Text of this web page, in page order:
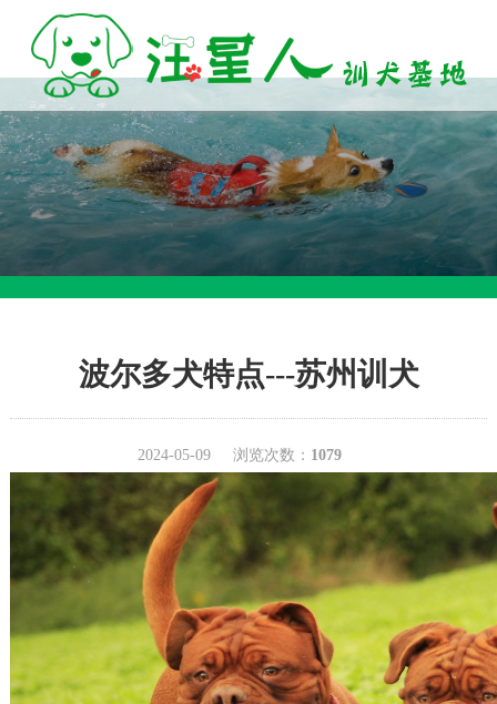
波尔多犬特点---苏州训犬
2024-05-09 浏览次数： 1079